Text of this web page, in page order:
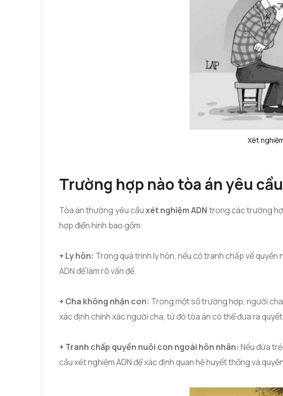
Xét
Trường hợp nào tòa án yêu
Tòa án thường yêu cầuxét nghiệm ADN trong các trường
hợp điển hình bao gồm:
+ Ly hôn: Trong quá trình ly hôn, nếu có tranh chấp về
ADN để làm rõ vấn đề.
+ Cha không nhận con: Trong một số trường hợp, người
xác định chính xác người cha, từ đó tòa án có thể đưa ra
+ Tranh chấp quyền nuôi con ngoài hôn nhân: Nếu đứa
cầu xét nghiệm ADN để xác định quan hệ huyết thống và